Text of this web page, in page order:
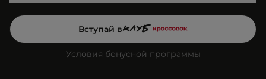
Вступай в
Условия бонусной программы